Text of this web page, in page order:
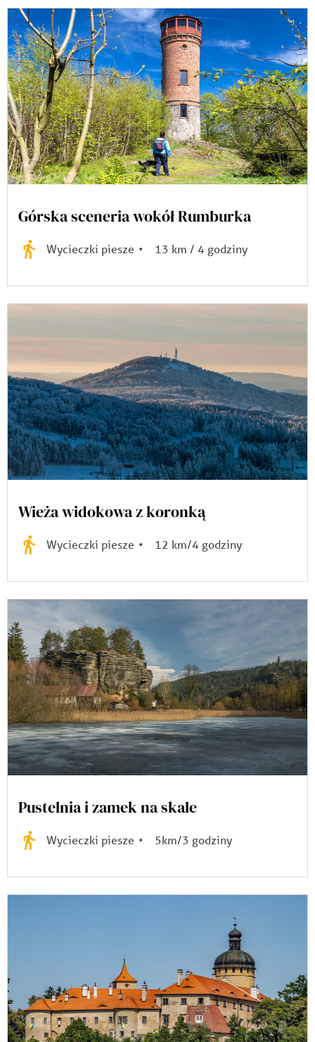
Górska sceneria wokół Rumburka
Wycieczki piesze • 13 km / 4 godziny
Wieża widokowa z koronką
Wycieczki piesze • 12 km/4 godziny
Pustelnia i zamek na skale
Wycieczki piesze • 5km/3 godziny